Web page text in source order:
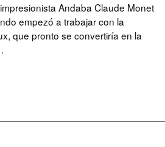
Andaba Claude Monet
empezó a trabajar con la
que pronto se convertiría en la